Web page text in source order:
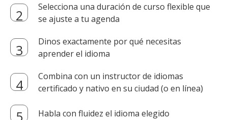
Selecciona una duración de curso flexible que
se ajuste a tu agenda
Dinos exactamente por qué necesitas
aprender el idioma
Combina con un instructor de idiomas
certificado y nativo en su ciudad (o en línea)
Habla con fluidez el idioma elegido